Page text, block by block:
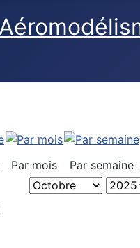
Par mois Par semaine